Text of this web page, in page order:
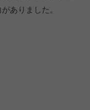
ありました。